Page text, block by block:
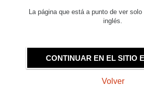
La página que está a punto de ver
inglés.
CONTINUAR EN EL SITIO
Volver